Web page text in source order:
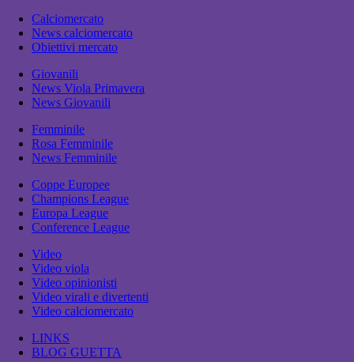
Calciomercato
News calciomercato
Obiettivi mercato
Giovanili
News Viola Primavera
News Giovanili
Femminile
Rosa Femminile
News Femminile
Coppe Europee
Champions League
Europa League
Conference League
Video
Video viola
Video opinionisti
Video virali e divertenti
Video calciomercato
LINKS
BLOG GUETTA